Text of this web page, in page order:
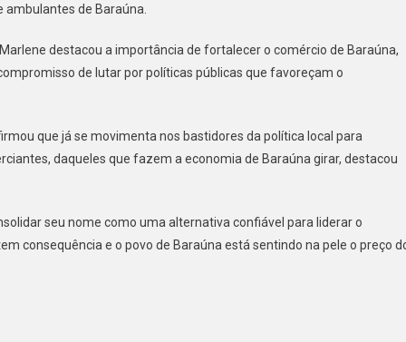
de Baraúna.
destacou a importância de fortalecer o comércio de Baraúna,
de lutar por políticas públicas que favoreçam o
que já se movimenta nos bastidores da política local para
daqueles que fazem a economia de Baraúna girar, destacou
seu nome como uma alternativa confiável para liderar o
consequência e o povo de Baraúna está sentindo na pele o preço